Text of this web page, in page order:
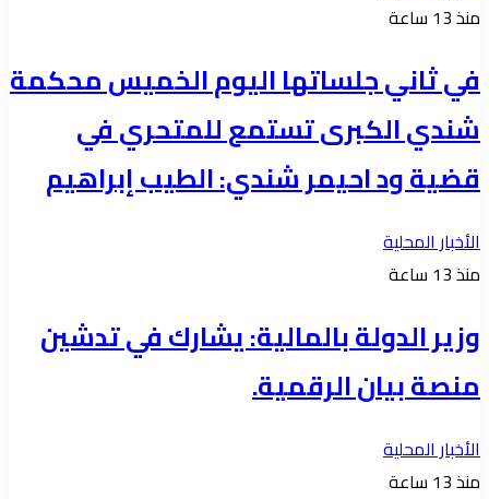
منذ 13 ساعة
في ثاني جلساتها اليوم الخميس محكمة
شندي الكبرى تستمع للمتحري في
قضية ود احيمر شندي: الطيب إبراهيم
الأخبار المحلية
منذ 13 ساعة
وزير الدولة بالمالية: يشارك في تدشين
منصة بيان الرقمية.
الأخبار المحلية
منذ 13 ساعة